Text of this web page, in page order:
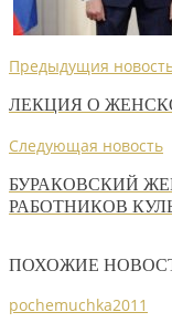
Предыдущия
ЛЕКЦИЯ О
Следующая новость
БУРАКОВСКИЙ
РАБОТНИКОВ
ПОХОЖИЕ
pochemuchka2011